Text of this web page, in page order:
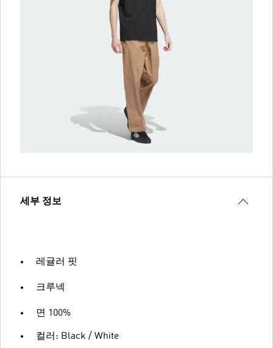
세부 정보
레귤러 핏
크루넥
면 100%
컬러: Black / White